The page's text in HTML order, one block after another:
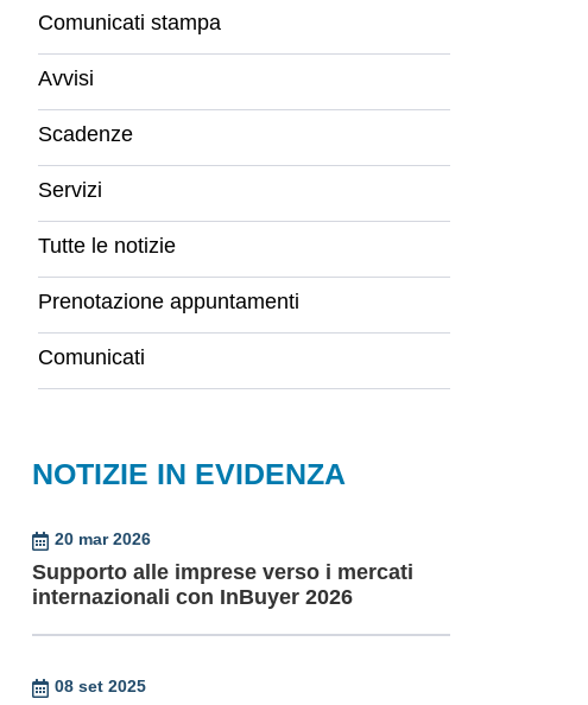
Comunicati stampa
Avvisi
Scadenze
Servizi
Tutte le notizie
Prenotazione appuntamenti
Comunicati
NOTIZIE IN EVIDENZA
20 mar 2026
Supporto alle imprese verso i mercati
internazionali con InBuyer 2026
08 set 2025